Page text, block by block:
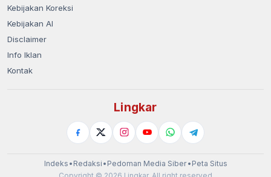
Kebijakan Koreksi
Kebijakan AI
Disclaimer
Info Iklan
Kontak
Lingkar
Indeks • Redaksi • Pedoman Media Siber• Peta Situs